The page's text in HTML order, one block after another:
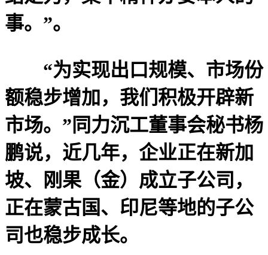
事。”。
“为实现出口规模、市场份
额稳步增加，我们积极开辟新
市场。”同力沉工董事会秘书杨
鹏说，近几年，企业正在新加
坡、刚果（金）成立子公司，
正在蒙古国、印尼等地的子公
司也稳步成长。